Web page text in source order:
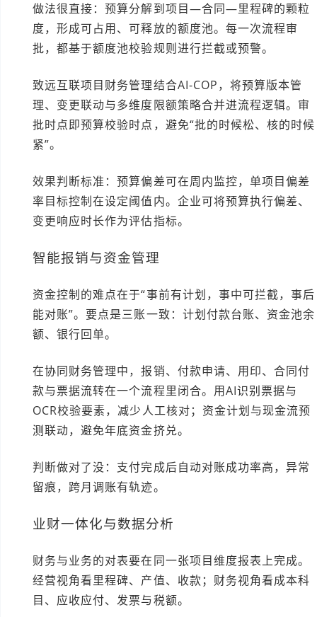
做法很直接：预算分解到项目—合同—里程碑的颗粒
度，形成可占用、可释放的额度池。每一次流程审
批，都基于额度池校验规则进行拦截或预警。
致远互联项目财务管理结合AI-COP，将预算版本管
理、变更联动与多维度限额策略合并进流程逻辑。审
批时点即预算校验时点，避免“批的时候松、核的时候
紧”。
效果判断标准：预算偏差可在周内监控，单项目偏差
率目标控制在设定阈值内。企业可将预算执行偏差、
变更响应时长作为评估指标。
智能报销与资金管理
资金控制的难点在于“事前有计划，事中可拦截，事后
能对账”。要点是三账一致：计划付款台账、资金池余
额、银行回单。
在协同财务管理中，报销、付款申请、用印、合同付
款与票据流转在一个流程里闭合。用AI识别票据与
OCR校验要素，减少人工核对；资金计划与现金流预
测联动，避免年底资金挤兑。
判断做对了没：支付完成后自动对账成功率高，异常
留痕，跨月调账有轨迹。
业财一体化与数据分析
财务与业务的对表要在同一张项目维度报表上完成。
经营视角看里程碑、产值、收款；财务视角看成本科
目、应收应付、发票与税额。